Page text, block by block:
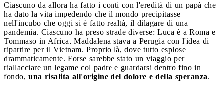
Ciascuno da allora ha fatto i conti con l'eredità di un papà che
ha dato la vita impedendo che il mondo precipitasse
nell'incubo che oggi si è fatto realtà, il dilagare di una
pandemia. Ciascuno ha preso strade diverse: Luca è a Roma e
Tommaso in Africa, Maddalena stava a Perugia con l'idea di
ripartire per il Vietnam. Proprio là, dove tutto esplose
drammaticamente. Forse sarebbe stato un viaggio per
riallacciare un legame col padre e guardarsi dentro fino in
fondo, una risalita all'origine del dolore e della speranza.